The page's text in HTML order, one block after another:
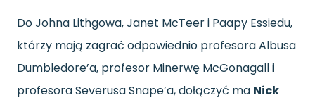
Do Johna Lithgowa, Janet McTeer i Paapy Essiedu,
którzy mają zagrać odpowiednio profesora Albusa
Dumbledore’a, profesor Minerwę McGonagall i
profesora Severusa Snape’a, dołączyć ma Nick